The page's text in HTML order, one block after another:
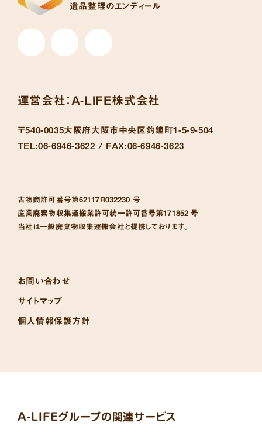
遺品整理のエンディール
運営会社： A-LIFE株式会社
〒540-0035大阪府大阪市中央区釣鐘町1-5-9-504
TEL:06-6946-3622 / FAX:06-6946-3623
古物商許可番号第62117R032230 号
産業廃棄物収集運搬業許可統一許可番号第171852 号
当社は一般廃棄物収集運搬会社と提携しております。
お問い合わせ
サイトマップ
個人情報保護方針
A-LIFEグループの関連サービス